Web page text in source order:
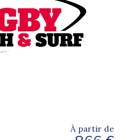
À partir de